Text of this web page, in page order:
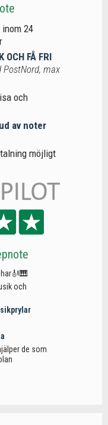
inom 24
OCH FÅ FRI
PostNord, max
och
av noter
möjligt
och
de som